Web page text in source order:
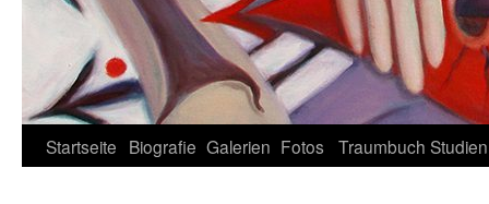
Zum
Startseite Biografie Galerien Fotos Traumbuch Studien